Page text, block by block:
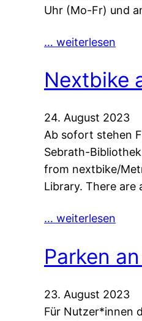
Uhr (Mo-Fr) und
… weiterlesen
Nextbike
24. August 2023
Ab sofort stehen
Sebrath-
from nextbike/
Library. There
… weiterlesen
Parken
23. August 2023
Für Nutzer*innen